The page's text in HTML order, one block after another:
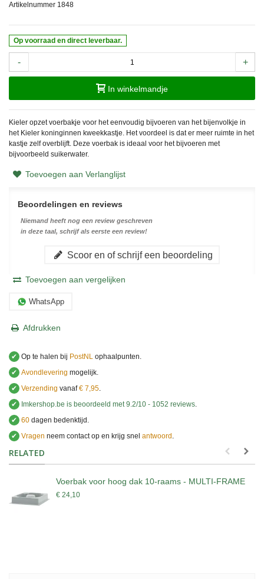
Artikelnummer 1848
Op voorraad en direct leverbaar.
- +
In winkelmandje
Kieler opzet voerbakje voor het eenvoudig bijvoeren van het bijenvolkje in
het Kieler koninginnen kweekkastje. Het voordeel is dat er meer ruimte in het
kastje zelf overblijft. Deze voerbak is ideaal voor het bijvoeren met
bijvoorbeeld suikerwater.
Toevoegen aan Verlanglijst
Beoordelingen en reviews
Niemand heeft nog een review geschreven
in deze taal, schrijf als eerste een review!
Scoor en of schrijf een beoordeling
Toevoegen aan vergelijken
WhatsApp
Afdrukken
✔ Op te halen bij PostNL ophaalpunten.
✔ Avondlevering mogelijk.
✔ Verzending vanaf€ 7,95.
✔
Imkershop.be is beoordeeld met9.2/10 - 1052 reviews.
✔ 60 dagen bedenktijd.
✔ Vragen neem contact op en krijg snel antwoord .
RELATED
Voerbak voor hoog dak 10-raams - MULTI-FRAME
€ 24,10